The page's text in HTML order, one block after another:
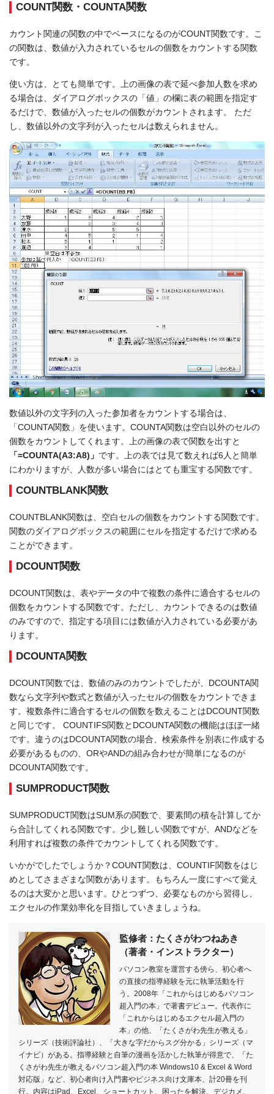
COUNT関数・COUNTA関数
カウント関連の関数の中でベースになるのがCOUNT関数です。こ
の関数は、数値が入力されているセルの個数をカウントする関数
です。
使い方は、とても簡単です。上の画像の表で延べ参加人数を求め
る場合は、ダイアログボックスの「値」の欄に表の範囲を指定す
るだけで、数値が入ったセルの個数がカウントされます。 ただ
し、数値以外の文字列が入ったセルは数えられません。
数値以外の文字列の入った参加者をカウントする場合は、
「COUNTA関数」を使います。COUNTA関数は空白以外のセルの
個数をカウントしてくれます。上の画像の表で関数を出すと
「=COUNTA(A3:A8)」 です。上の表では見て数えれば6人と簡単
にわかりますが、人数が多い場合にはとても重宝する関数です。
COUNTBLANK関数
COUNTBLANK関数は、空白セルの個数をカウントする関数です。
関数のダイアログボックスの範囲にセルを指定するだけで求める
ことができます。
DCOUNT関数
DCOUNT関数は、表やデータの中で複数の条件に適合するセルの
個数をカウントする関数です。ただし、カウントできるのは数値
のみですので、指定する項目には数値が入力されている必要があ
ります。
DCOUNTA関数
DCOUNT関数では、数値のみのカウントでしたが、DCOUNTA関
数なら文字列や数式と数値が入ったセルの個数をカウントできま
す。複数条件に適合するセルの個数を数えることはDCOUNT関数
と同じです。 COUNTIFS関数とDCOUNTA関数の機能はほぼ一緒
です。違うのはDCOUNTA関数の場合、検索条件を別表に作成する
必要があるものの、ORやANDの組み合わせが簡単になるのが
DCOUNTA関数です。
SUMPRODUCT関数
SUMPRODUCT関数はSUM系の関数で、要素間の積を計算してか
ら合計してくれる関数です。少し難しい関数ですが、ANDなどを
利用すれば複数の条件でカウントしてくれる関数です。
いかがでしたでしょうか？COUNT関数は、COUNTIF関数をはじ
めとしてさまざまな関数があります。もちろん一度にすべて覚え
るのは大変かと思います。ひとつずつ、必要なものから習得し、
エクセルの作業効率化を目指していきましょうね。
監修者：たくさがわつねあき
（著者・インストラクター）
パソコン教室を運営する傍ら、初心者へ
の直接の指導経験を元に執筆活動を行
う。2008年「これからはじめるパソコン
超入門の本」で著書デビュー。代表作に
「これからはじめるエクセル超入門の
本」の他、「たくさがわ先生が教える」
シリーズ（技術評論社）、「大きな字だからスグ分かる」シリーズ（マ
イナビ）がある。指導経験と自筆の漫画を活かした執筆が得意で、「た
くさがわ先生が教えるパソコン超入門の本 Windows10 & Excel & Word
対応版」など、初心者向け入門書やビジネス向け文庫本、計20冊を刊
行。内容はiPad、Excel、ショートカット、困ったを解決、デジカメ、